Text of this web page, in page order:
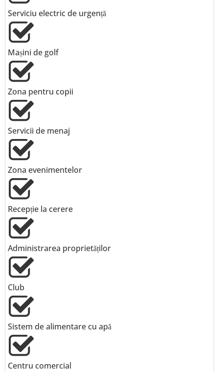
Serviciu electric de urgență
Mașini de golf
Zona pentru copii
Servicii de menaj
Zona evenimentelor
Recepție la cerere
Administrarea proprietăților
Club
Sistem de alimentare cu apă
Centru comercial